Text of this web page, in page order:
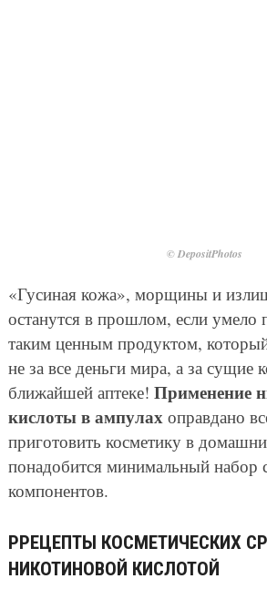
© DepositPhotos
«Гусиная кожа», морщины и
останутся в прошлом, если умело
таким ценным продуктом,
не за все деньги мира, а за сущие
ближайшей аптеке! Применение
кислоты в ампулахоправдано
приготовить косметику в
понадобится минимальный набор
компонентов.
РРЕЦЕПТЫ КОСМЕТИЧЕСКИХ
НИКОТИНОВОЙ КИСЛОТОЙ